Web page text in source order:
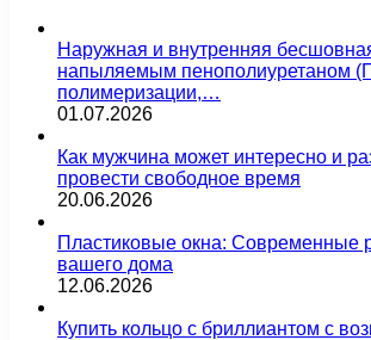
Наружная и внутренняя
напыляемым пенополиуретаном
полимеризации,…
01.07.2026
Как мужчина может интересно и
провести свободное время
20.06.2026
Пластиковые окна: Современные
вашего дома
12.06.2026
Купить кольцо с бриллиантом с